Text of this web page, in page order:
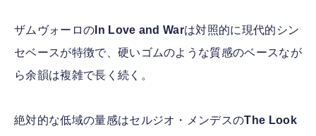
ザムヴォーロの In Love and Warは対照的に現代的シン
セベースが特徴で、硬いゴムのような質感のベースなが
ら余韻は複雑で長く続く。
絶対的な低域の量感はセルジオ・メンデスのThe Look